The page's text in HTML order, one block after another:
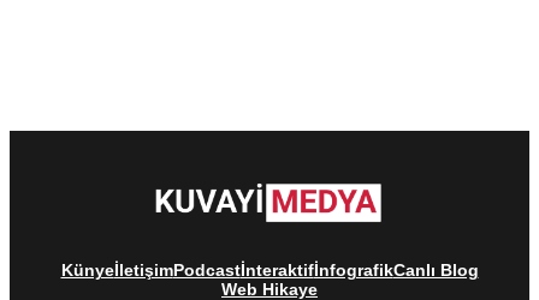
KünyeİletişimPodcastİnteraktifİnfografikCanlı Blog
Web Hikaye